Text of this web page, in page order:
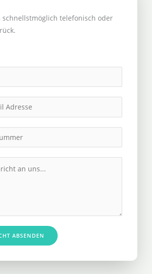
schnellstmöglich telefonisch oder
ABSENDEN